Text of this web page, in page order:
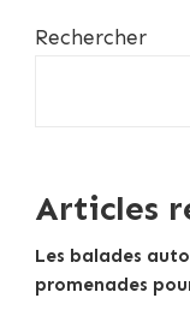
Rechercher
Articles
Les balades
promenades